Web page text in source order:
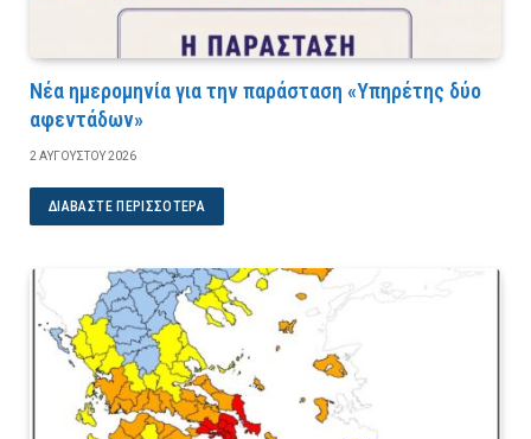
Νέα ημερομηνία για την παράσταση «Υπηρέτης δύο
αφεντάδων»
2 ΑΥΓΟΎΣΤΟΥ 2026
ΔΙΑΒΆΣΤΕ ΠΕΡΙΣΣΌΤΕΡΑ